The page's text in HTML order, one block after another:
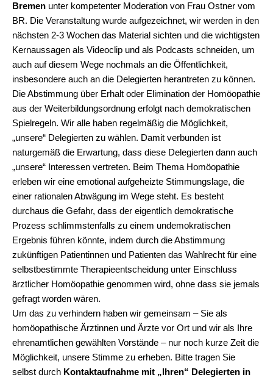
Bremen unter kompetenter Moderation von Frau Ostner vom
BR. Die Veranstaltung wurde aufgezeichnet, wir werden in den
nächsten 2-3 Wochen das Material sichten und die wichtigsten
Kernaussagen als Videoclip und als Podcasts schneiden, um
auch auf diesem Wege nochmals an die Öffentlichkeit,
insbesondere auch an die Delegierten herantreten zu können.
Die Abstimmung über Erhalt oder Elimination der Homöopathie
aus der Weiterbildungsordnung erfolgt nach demokratischen
Spielregeln. Wir alle haben regelmäßig die Möglichkeit,
„unsere“ Delegierten zu wählen. Damit verbunden ist
naturgemäß die Erwartung, dass diese Delegierten dann auch
„unsere“ Interessen vertreten. Beim Thema Homöopathie
erleben wir eine emotional aufgeheizte Stimmungslage, die
einer rationalen Abwägung im Wege steht. Es besteht
durchaus die Gefahr, dass der eigentlich demokratische
Prozess schlimmstenfalls zu einem undemokratischen
Ergebnis führen könnte, indem durch die Abstimmung
zukünftigen Patientinnen und Patienten das Wahlrecht für eine
selbstbestimmte Therapieentscheidung unter Einschluss
ärztlicher Homöopathie genommen wird, ohne dass sie jemals
gefragt worden wären.
Um das zu verhindern haben wir gemeinsam – Sie als
homöopathische Ärztinnen und Ärzte vor Ort und wir als Ihre
ehrenamtlichen gewählten Vorstände – nur noch kurze Zeit die
Möglichkeit, unsere Stimme zu erheben. Bitte tragen Sie
selbst durch Kontaktaufnahme mit „Ihren“ Delegierten in